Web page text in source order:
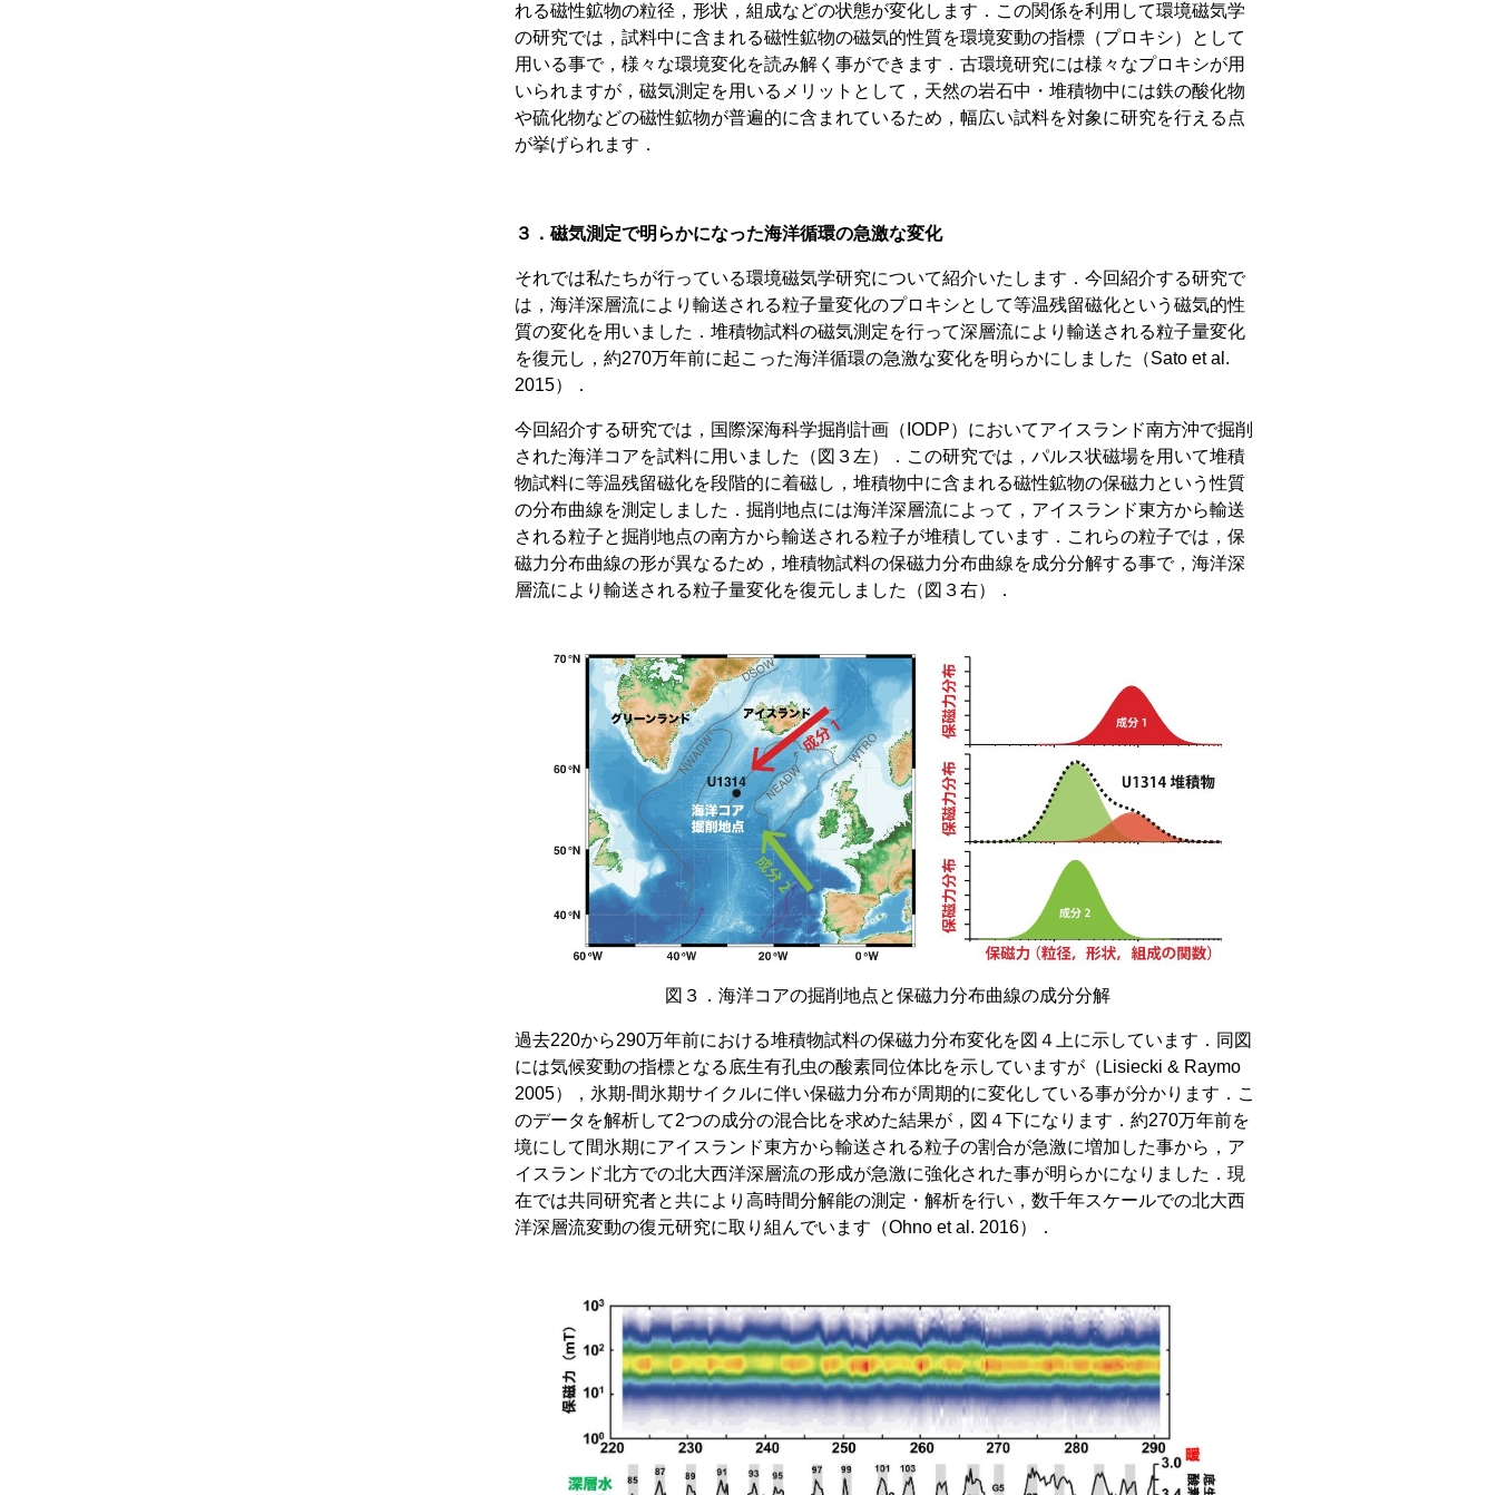
れる磁性鉱物の粒径，形状，組成などの状態が変化します．この関係を利用して環境磁気学
の研究では，試料中に含まれる磁性鉱物の磁気的性質を環境変動の指標（プロキシ）として
用いる事で，様々な環境変化を読み解く事ができます．古環境研究には様々なプロキシが用
いられますが，磁気測定を用いるメリットとして，天然の岩石中・堆積物中には鉄の酸化物
や硫化物などの磁性鉱物が普遍的に含まれているため，幅広い試料を対象に研究を行える点
が挙げられます．
３．磁気測定で明らかになった海洋循環の急激な変化
それでは私たちが行っている環境磁気学研究について紹介いたします．今回紹介する研究で
は，海洋深層流により輸送される粒子量変化のプロキシとして等温残留磁化という磁気的性
質の変化を用いました．堆積物試料の磁気測定を行って深層流により輸送される粒子量変化
を復元し，約270万年前に起こった海洋循環の急激な変化を明らかにしました（Sato et al.
2015）．
今回紹介する研究では，国際深海科学掘削計画（IODP）においてアイスランド南方沖で掘削
された海洋コアを試料に用いました（図３左）．この研究では，パルス状磁場を用いて堆積
物試料に等温残留磁化を段階的に着磁し，堆積物中に含まれる磁性鉱物の保磁力という性質
の分布曲線を測定しました．掘削地点には海洋深層流によって，アイスランド東方から輸送
される粒子と掘削地点の南方から輸送される粒子が堆積しています．これらの粒子では，保
磁力分布曲線の形が異なるため，堆積物試料の保磁力分布曲線を成分分解する事で，海洋深
層流により輸送される粒子量変化を復元しました（図３右）．
図３．海洋コアの掘削地点と保磁力分布曲線の成分分解
過去220から290万年前における堆積物試料の保磁力分布変化を図４上に示しています．同図
には気候変動の指標となる底生有孔虫の酸素同位体比を示していますが（Lisiecki & Raymo
2005），氷期-間氷期サイクルに伴い保磁力分布が周期的に変化している事が分かります．こ
のデータを解析して2つの成分の混合比を求めた結果が，図４下になります．約270万年前を
境にして間氷期にアイスランド東方から輸送される粒子の割合が急激に増加した事から，ア
イスランド北方での北大西洋深層流の形成が急激に強化された事が明らかになりました．現
在では共同研究者と共により高時間分解能の測定・解析を行い，数千年スケールでの北大西
洋深層流変動の復元研究に取り組んでいます（Ohno et al. 2016）．